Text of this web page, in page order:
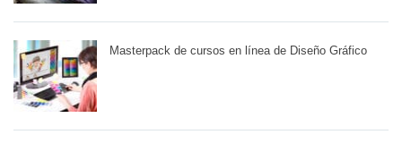
Masterpack de cursos en línea de Diseño Gráfico